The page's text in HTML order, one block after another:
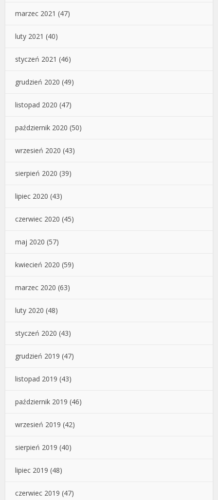
marzec 2021 (47)
luty 2021 (40)
styczeń 2021 (46)
grudzień 2020 (49)
listopad 2020 (47)
październik 2020 (50)
wrzesień 2020 (43)
sierpień 2020 (39)
lipiec 2020 (43)
czerwiec 2020 (45)
maj 2020 (57)
kwiecień 2020 (59)
marzec 2020 (63)
luty 2020 (48)
styczeń 2020 (43)
grudzień 2019 (47)
listopad 2019 (43)
październik 2019 (46)
wrzesień 2019 (42)
sierpień 2019 (40)
lipiec 2019 (48)
czerwiec 2019 (47)